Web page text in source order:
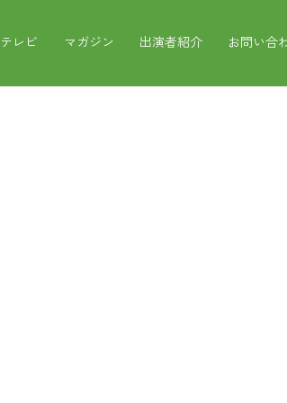
テレビ マガジン 出演者紹介 お問い合